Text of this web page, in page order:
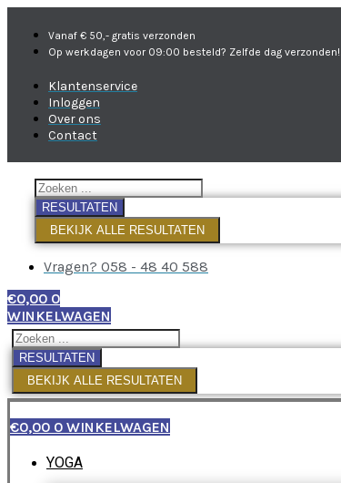
Vanaf € 50,- gratis verzonden
Op werkdagen voor 09:00 besteld? Zelfde dag verzonden!
Klantenservice
Inloggen
Over ons
Contact
RESULTATEN
BEKIJK ALLE RESULTATEN
Vragen? 058 - 48 40 588
€0,00 0
WINKELWAGEN
RESULTATEN
BEKIJK ALLE RESULTATEN
€0,00 0 WINKELWAGEN
YOGA